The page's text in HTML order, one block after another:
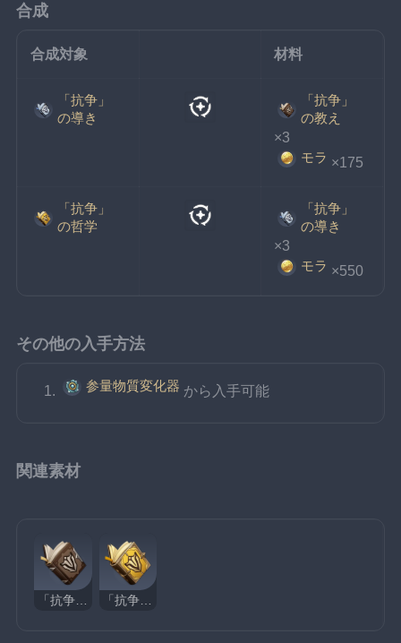
合成
合成対象 材料
「抗争」
の導き
「抗争」
の教え
×3
モラ ×175
「抗争」
の哲学
「抗争」
の導き
×3
モラ ×550
その他の入手方法
参量物質変化器 から入手可能
関連素材
「抗争」の教え